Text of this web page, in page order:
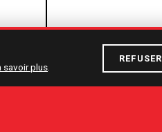
savoir plus
REFUSER